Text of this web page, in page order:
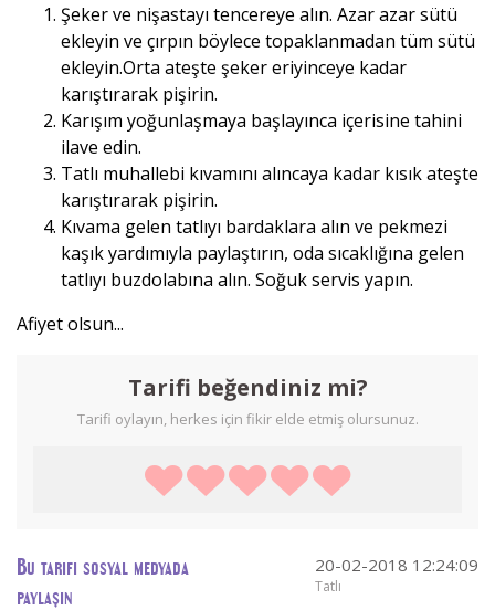
Şeker ve nişastayı tencereye alın. Azar azar sütü
ekleyin ve çırpın böylece topaklanmadan tüm sütü
ekleyin.Orta ateşte şeker eriyinceye kadar
karıştırarak pişirin.
Karışım yoğunlaşmaya başlayınca içerisine tahini
ilave edin.
Tatlı muhallebi kıvamını alıncaya kadar kısık ateşte
karıştırarak pişirin.
Kıvama gelen tatlıyı bardaklara alın ve pekmezi
kaşık yardımıyla paylaştırın, oda sıcaklığına gelen
tatlıyı buzdolabına alın. Soğuk servis yapın.
Afiyet olsun...
Tarifi beğendiniz mi?
Tarifi oylayın, herkes için fikir elde etmiş olursunuz.
Bu tarifi sosyal medyada
paylaşın
20-02-2018 12:24:09
Tatlı